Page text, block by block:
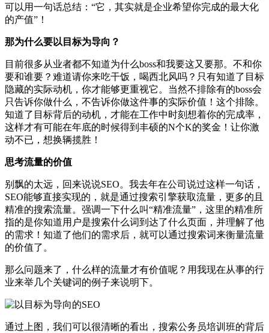
可以用一句话总结：“它，其实就是企业希望你完成的最大化
的产值”！
那为什么要以目标为导向？
目前很多从业者都不知道为什么boss和我要这又要那。不和你
要和谁要？难道请你来吃干饭，喝西北风吗？只有知道了目标
隐藏的实际动机，你才能够更重视它。当然不排除有的boss会
只告诉你做什么，不告诉你做这件事的实际价值！这个排除。
知道了目标背后的动机，才能在工作中时刻想着你的完成率，
这样才有可能在年底的时候得到丰硕的N个K的奖金！让你激
动不已，想换辆揽胜！
思考流量的价值
别飘的太远，回来说说SEO。我去年在公司说过这样一句话，
SEO能够直接实现的，就是通过搜索引擎获取流量，更多的且
精准的搜索流量。强调一下什么叫“精准流量”，这里的精准所
指的是你知道用户是搜索什么词到达了什么页面，并理解了他
的需求！知道了他们的需求后，就可以通过搜索词来衡量流量
的价值了。
那么问题来了，什么样的流量才有价值呢？用我现在从事的行
业来举几个关键词的例子来说明下。
通过上图，我们可以很清晰的看出，搜索公务员培训班的背后